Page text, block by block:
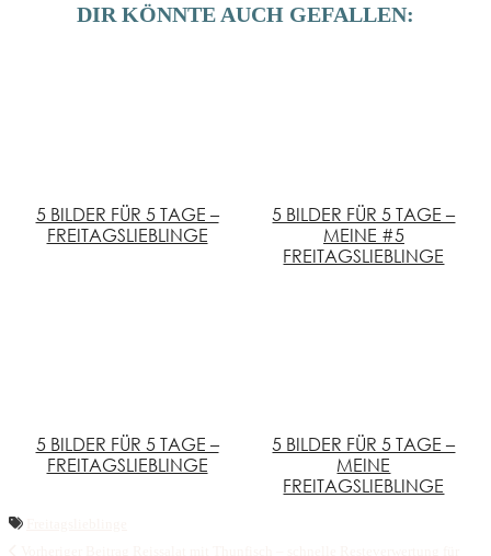
DIR KÖNNTE AUCH GEFALLEN:
5 BILDER FÜR 5 TAGE –
FREITAGSLIEBLINGE
5 BILDER FÜR 5 TAGE –
MEINE #5
FREITAGSLIEBLINGE
5 BILDER FÜR 5 TAGE –
FREITAGSLIEBLINGE
5 BILDER FÜR 5 TAGE –
MEINE
FREITAGSLIEBLINGE